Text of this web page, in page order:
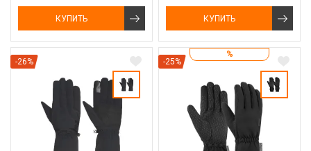
КУПИТЬ КУПИТЬ
-26%
%
-25%